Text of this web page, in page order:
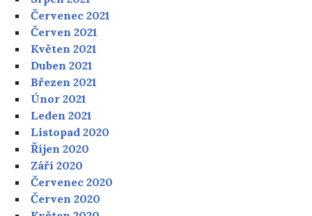
Červenec 2021
Červen 2021
Květen 2021
Duben 2021
Březen 2021
Únor 2021
Leden 2021
Listopad 2020
Říjen 2020
Září 2020
Červenec 2020
Červen 2020